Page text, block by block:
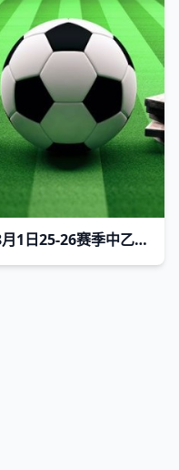
8月1日25-26赛季中乙联赛 温州俱乐部VS江西庐山